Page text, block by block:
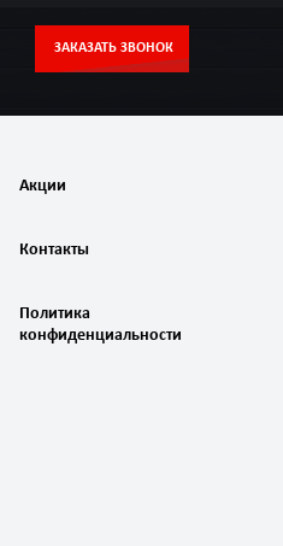
ЗАКАЗАТЬ ЗВОНОК
Акции
Контакты
Политика
конфиденциальности